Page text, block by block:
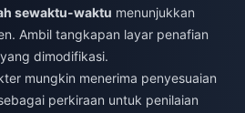
sewaktu-waktu menunjukkan
Ambil tangkapan layar penafian
dimodifikasi.
mungkin menerima penyesuaian
perkiraan untuk penilaian